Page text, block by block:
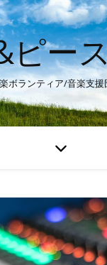
ピー
ボランティア/音楽支